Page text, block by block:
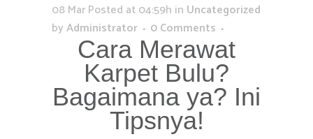
08 MarPosted at 04:59h in Uncategorized
byAdministrator 0 Comments
Cara Merawat
Karpet Bulu?
Bagaimana ya? Ini
Tipsnya!